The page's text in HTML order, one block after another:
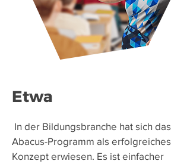
Etwa
In der Bildungsbranche hat sich das
Abacus-Programm als erfolgreiches
Konzept erwiesen. Es ist einfacher